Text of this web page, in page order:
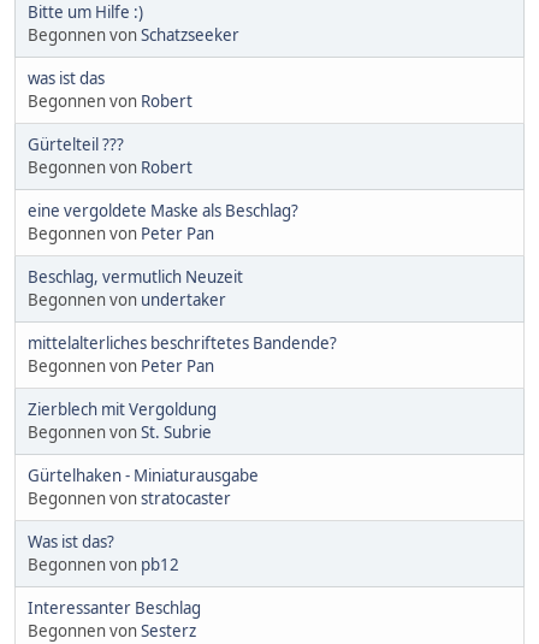
Bitte um Hilfe :)
Begonnen vonSchatzseeker
was ist das
Begonnen von Robert
Gürtelteil ???
Begonnen von Robert
eine vergoldete Maske als Beschlag?
Begonnen von Peter Pan
Beschlag, vermutlich Neuzeit
Begonnen von undertaker
mittelalterliches beschriftetes Bandende?
Begonnen von Peter Pan
Zierblech mit Vergoldung
Begonnen vonSt. Subrie
Gürtelhaken - Miniaturausgabe
Begonnen vonstratocaster
Was ist das?
Begonnen von pb12
Interessanter Beschlag
Begonnen vonSesterz